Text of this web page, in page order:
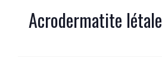
Acrodermatite létale